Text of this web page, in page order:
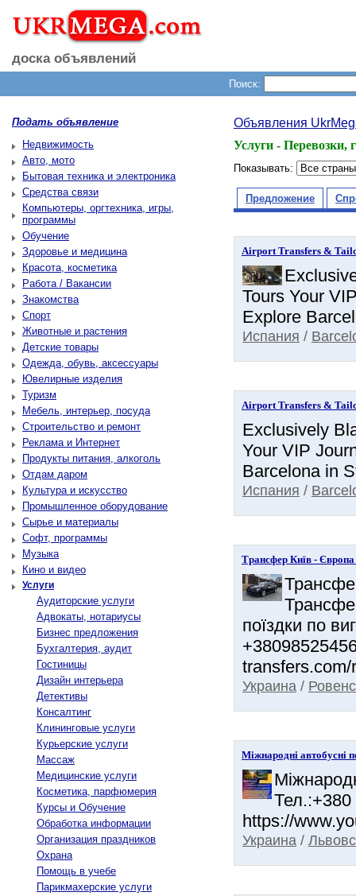
доска объявлений
Поиск:
Подать объявление
Недвижимость
Авто, мото
Бытовая техника и электроника
Средства связи
Компьютеры, оргтехника, игры,
программы
Обучение
Здоровье и медицина
Красота, косметика
Работа / Вакансии
Знакомства
Спорт
Животные и растения
Детские товары
Одежда, обувь, аксессуары
Ювелирные изделия
Туризм
Мебель, интерьер, посуда
Строительство и ремонт
Реклама и Интернет
Продукты питания, алкоголь
Отдам даром
Культура и искусство
Промышленное оборудование
Сырье и материалы
Софт, программы
Музыка
Кино и видео
Услуги
Аудиторские услуги
Адвокаты, нотариусы
Бизнес предложения
Бухгалтерия, аудит
Гостиницы
Дизайн интерьера
Детективы
Консалтинг
Клининговые услуги
Курьерские услуги
Массаж
Медицинские услуги
Косметика, парфюмерия
Курсы и Обучение
Обработка информации
Организация праздников
Охрана
Помощь в учебе
Парикмахерские услуги
Объявления
Услуги - Перевозки,
Показывать:
Предложение
Airport Transfers &
Tours Your
Explore
Испания /
Airport Transfers &
Exclusively
Your VIP
Barcelona in
Испания /
Трансфер Київ -
поїздки по
transfers.com/
Украина /
Міжнародні автобусні
https://
Украина /